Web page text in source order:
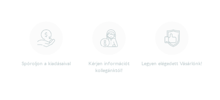
Spóroljon a kiadásaival
Kérjen információt
kollegánktól!
Legyen elégedett Vásárlónk!